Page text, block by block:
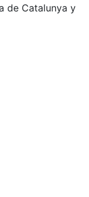
de Catalunya y